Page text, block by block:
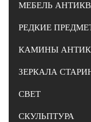
МЕБЕЛЬ
РЕДКИЕ
КАМИНЫ
ЗЕРКАЛА
СВЕТ
СКУЛЬПТУРА